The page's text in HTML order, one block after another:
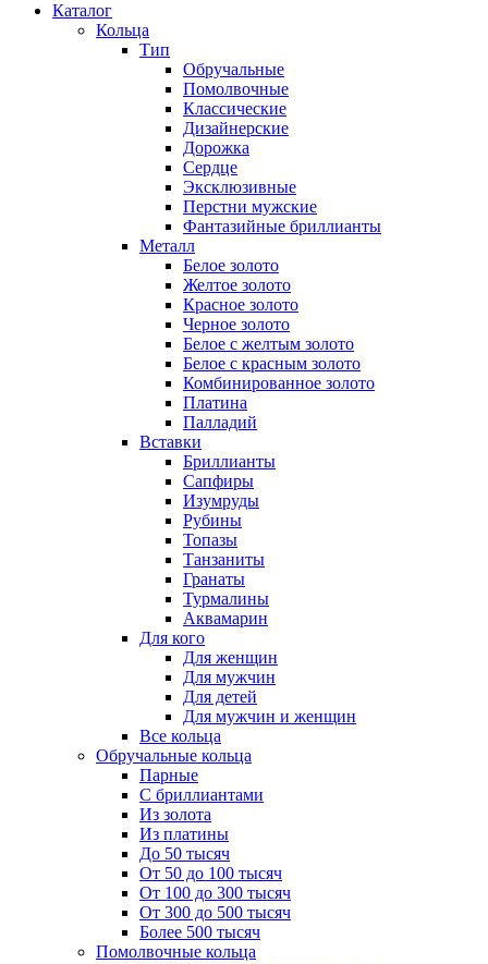
Каталог
Кольца
Тип
Обручальные
Помолвочные
Классические
Дизайнерские
Дорожка
Сердце
Эксклюзивные
Перстни мужские
Фантазийные бриллианты
Металл
Белое золото
Желтое золото
Красное золото
Черное золото
Белое с желтым золото
Белое с красным золото
Комбинированное золото
Платина
Палладий
Вставки
Бриллианты
Сапфиры
Изумруды
Рубины
Топазы
Танзаниты
Гранаты
Турмалины
Аквамарин
Для кого
Для женщин
Для мужчин
Для детей
Для мужчин и женщин
Все кольца
Обручальные кольца
Парные
С бриллиантами
Из золота
Из платины
До 50 тысяч
От 50 до 100 тысяч
От 100 до 300 тысяч
От 300 до 500 тысяч
Более 500 тысяч
Помолвочные кольца